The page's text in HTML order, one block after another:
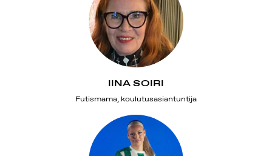
IINA SOIRI
Futismama, koulutusasiantuntija